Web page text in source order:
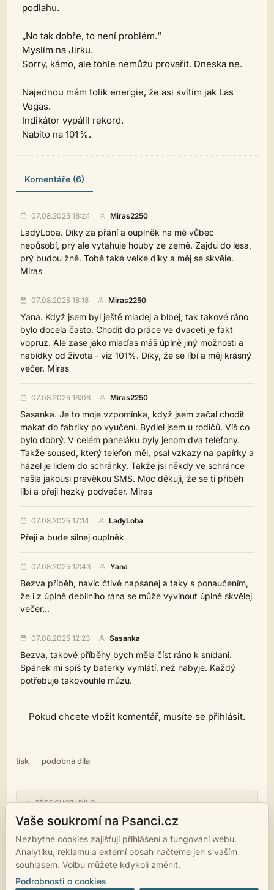
podlahu.
„No tak dobře, to není problém.“
Myslím na Jirku.
Sorry, kámo, ale tohle nemůžu provařit. Dneska ne.
Najednou mám tolik energie, že asi svítím jak Las
Vegas.
Indikátor vypálil rekord.
Nabito na 101 %.
Komentáře (6)
07.08.2025 18:24 Miras2250
LadyLoba. Díky za přání a ouplněk na mě vůbec
nepůsobí, prý ale vytahuje houby ze země. Zajdu do lesa,
prý budou žně. Tobě také velké díky a měj se skvěle.
Miras
07.08.2025 18:18 Miras2250
Yana. Když jsem byl ještě mladej a blbej, tak takové ráno
bylo docela často. Chodit do práce ve dvaceti je fakt
vopruz. Ale zase jako mlaďas máš úplně jiný možnosti a
nabídky od života - viz 101%. Díky, že se líbí a měj krásný
večer. Miras
07.08.2025 18:08 Miras2250
Sasanka. Je to moje vzpomínka, když jsem začal chodit
makat do fabriky po vyučení. Bydlel jsem u rodičů. Víš co
bylo dobrý. V celém paneláku byly jenom dva telefony.
Takže soused, který telefon měl, psal vzkazy na papírky a
házel je lidem do schránky. Takže jsi někdy ve schránce
našla jakousi pravěkou SMS. Moc děkuji, že se ti příběh
líbí a přeji hezký podvečer. Miras
07.08.2025 17:14 LadyLoba
Přeji a bude silnej ouplněk
07.08.2025 12:43 Yana
Bezva příběh, navíc čtivě napsanej a taky s ponaučením,
že i z úplně debilního rána se může vyvinout úplně skvělej
večer...
07.08.2025 12:23 Sasanka
Bezva, takové příběhy bych měla číst ráno k snídani.
Spánek mi spíš ty baterky vymlátí, než nabyje. Každý
potřebuje takovouhle múzu.
Pokud chcete vložit komentář, musíte se přihlásit.
tisk podobná díla
← PŘEDCHOZÍ DÍLO
Když se had vyplazí ze stínu - Hostina,, Králů " podsvětí
NÁSLEDUJÍCÍ DÍLO →
PROFIL - Léto a dost
Vaše soukromí na Psanci.cz
Nezbytné cookies zajišťují přihlášení a fungování webu.
Analytiku, reklamu a externí obsah načteme jen s vaším
souhlasem. Volbu můžete kdykoli změnit.
Podrobnosti o cookies